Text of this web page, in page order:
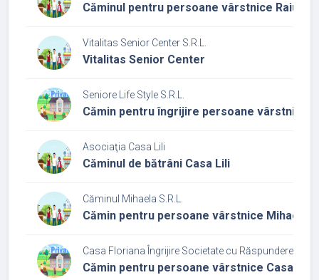
Căminul pentru persoane vârstnice Raiul
Vitalitas Senior Center S.R.L.
Vitalitas Senior Center
Seniore Life Style S.R.L.
Cămin pentru îngrijire persoane vârstnice
Asociaţia Casa Lili
Căminul de bătrâni Casa Lili
Căminul Mihaela S.R.L.
Cămin pentru persoane vârstnice Mihaela
Casa Floriana Îngrijire Societate cu Răspundere
Cămin pentru persoane vârstnice Casa